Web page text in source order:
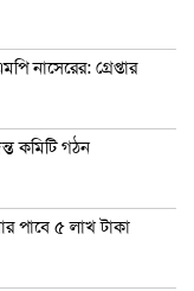
নাসেরের: গ্রেপ্তার
কমিটি গঠন
পাবে ৫ লাখ টাকা